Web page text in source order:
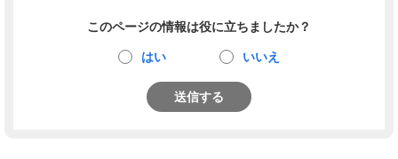
このページの情報は役に立ちましたか？
はい いいえ
送信する